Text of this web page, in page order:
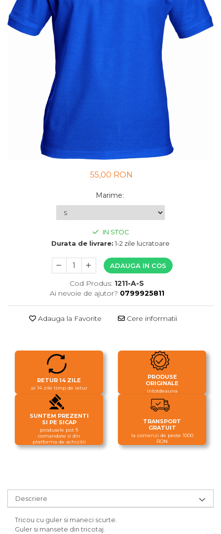
UNICA FOLOSINTA
VESTE
55,00 RON
Marime:
IN STOC
Durata de livrare: 1-2 zile lucratoare
ADAUGA IN COS
Cod Produs: 1211-A-S
Ai nevoie de ajutor? 0799925811
Adauga la Favorite Cere informatii
RETUR 14 ZILE
ai 14 zile timp de retur
PRODUSE
ORIGINALE
intotdeauna
SUNTEM PREZENTI
SI PE SICAP
produsele pot fi
comandate si din
platforma de achizitii
TRANSPORT
GRATUIT
la comenzi de peste 1000
RON
Descriere
Tricou cu guler si maneci scurte.
Guler si mansete din tricotaj.